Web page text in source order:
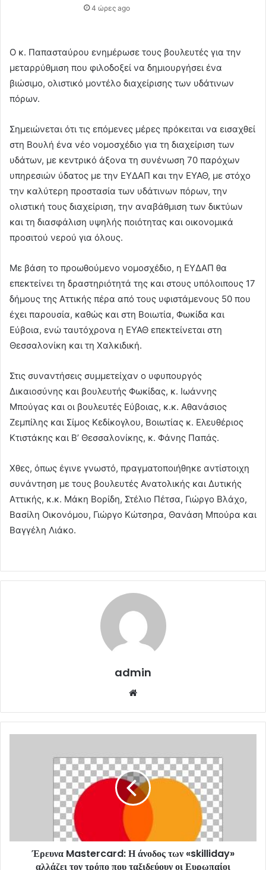
4 ώρες ago
Ο κ. Παπασταύρου ενημέρωσε τους βουλευτές για την
μεταρρύθμιση που φιλοδοξεί να δημιουργήσει ένα
βιώσιμο, ολιστικό μοντέλο διαχείρισης των υδάτινων
πόρων.
Σημειώνεται ότι τις επόμενες μέρες πρόκειται να εισαχθεί
στη Βουλή ένα νέο νομοσχέδιο για τη διαχείριση των
υδάτων, με κεντρικό άξονα τη συνένωση 70 παρόχων
υπηρεσιών ύδατος με την ΕΥΔΑΠ και την ΕΥΑΘ, με στόχο
την καλύτερη προστασία των υδάτινων πόρων, την
ολιστική τους διαχείριση, την αναβάθμιση των δικτύων
και τη διασφάλιση υψηλής ποιότητας και οικονομικά
προσιτού νερού για όλους.
Με βάση το προωθούμενο νομοσχέδιο, η ΕΥΔΑΠ θα
επεκτείνει τη δραστηριότητά της και στους υπόλοιπους 17
δήμους της Αττικής πέρα από τους υφιστάμενους 50 που
έχει παρουσία, καθώς και στη Βοιωτία, Φωκίδα και
Εύβοια, ενώ ταυτόχρονα η ΕΥΑΘ επεκτείνεται στη
Θεσσαλονίκη και τη Χαλκιδική.
Στις συναντήσεις συμμετείχαν ο υφυπουργός
Δικαιοσύνης και βουλευτής Φωκίδας, κ. Ιωάννης
Μπούγας και οι βουλευτές Εύβοιας, κ.κ. Αθανάσιος
Ζεμπίλης και Σίμος Κεδίκογλου, Βοιωτίας κ. Ελευθέριος
Κτιστάκης και Β’ Θεσσαλονίκης, κ. Φάνης Παπάς.
Χθες, όπως έγινε γνωστό, πραγματοποιήθηκε αντίστοιχη
συνάντηση με τους βουλευτές Ανατολικής και Δυτικής
Αττικής, κ.κ. Μάκη Βορίδη, Στέλιο Πέτσα, Γιώργο Βλάχο,
Βασίλη Οικονόμου, Γιώργο Κώτσηρα, Θανάση Μπούρα και
Βαγγέλη Λιάκο.
admin
Έρευνα Mastercard: Η άνοδος των «skilliday»
αλλάζει τον τρόπο που ταξιδεύουν οι Ευρωπαίοι